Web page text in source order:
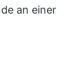
an einer